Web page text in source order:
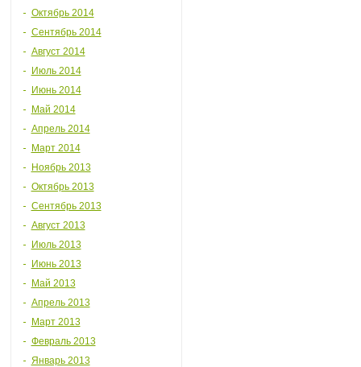
Октябрь 2014
Сентябрь 2014
Август 2014
Июль 2014
Июнь 2014
Май 2014
Апрель 2014
Март 2014
Ноябрь 2013
Октябрь 2013
Сентябрь 2013
Август 2013
Июль 2013
Июнь 2013
Май 2013
Апрель 2013
Март 2013
Февраль 2013
Январь 2013